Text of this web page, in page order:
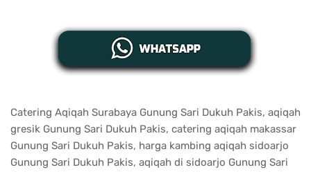
Catering Aqiqah Surabaya Gunung Sari Dukuh Pakis, aqiqah
gresik Gunung Sari Dukuh Pakis, catering aqiqah makassar
Gunung Sari Dukuh Pakis, harga kambing aqiqah sidoarjo
Gunung Sari Dukuh Pakis, aqiqah di sidoarjo Gunung Sari